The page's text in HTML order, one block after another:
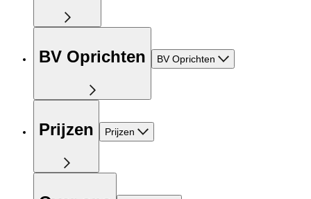
BV Oprichten BV Oprichten
Prijzen Prijzen